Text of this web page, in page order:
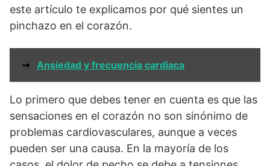
este artículo te explicamos por qué sientes un
pinchazo en el corazón.
➞ Ansiedad y frecuencia cardiaca
Lo primero que debes tener en cuenta es que las
sensaciones en el corazón no son sinónimo de
problemas cardiovasculares, aunque a veces
pueden ser una causa. En la mayoría de los